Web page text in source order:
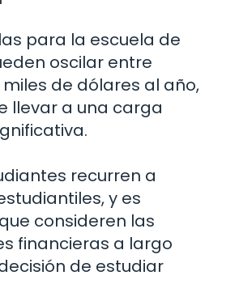
para la escuela de
oscilar entre
de dólares al año,
llevar a una carga
recurren a
y es
consideren las
financieras a largo
de estudiar